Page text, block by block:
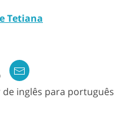
Tetiana
inglês para português